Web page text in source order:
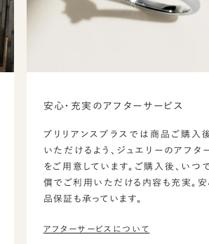
安心・充実のアフターサービス
ブリリアンスプラスでは商品ご購入
いただけるよう、ジュエリーのアフタ
をご用意しています。ご購入後、いつ
償でご利用いただける内容も充実。
品保証も承っています。
アフターサービスについて